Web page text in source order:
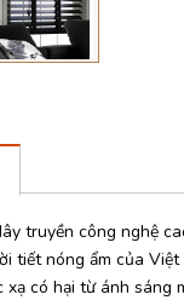
truyền công nghệ
tiết nóng ẩm của
có hại từ ánh sáng